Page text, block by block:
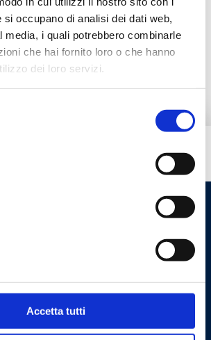
si occupano di analisi dei dati web,
media, i quali potrebbero combinarle
che hai fornito loro o che hanno
dei loro servizi.
Accetta tutti
Policy Privacy Policy